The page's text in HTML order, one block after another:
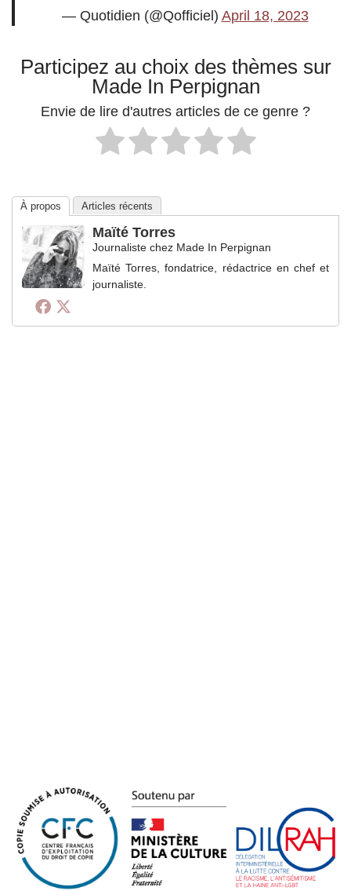
— Quotidien (@Qofficiel) April 18, 2023
Participez au choix des thèmes sur
Made In Perpignan
Envie de lire d'autres articles de ce genre ?
À propos Articles récents
Maïté Torres
Journaliste chez Made In Perpignan
Maïté Torres, fondatrice, rédactrice en chef et
journaliste.